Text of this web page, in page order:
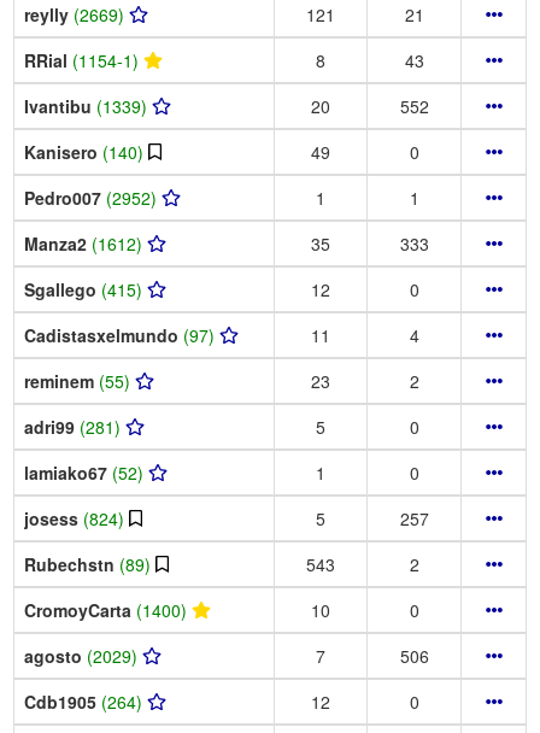
reylly (2669) 121
21
RRial (1154-1) 8
43
Ivantibu (1339) 20
552
Kanisero (140) 49
0
Pedro007 (2952) 1
1
Manza2 (1612) 35
333
Sgallego (415) 12
0
Cadistasxelmundo (97) 11
4
reminem (55) 23
2
adri99 (281) 5
0
lamiako67 (52) 1
0
josess (824) 5
257
Rubechstn (89) 543
2
CromoyCarta (1400) 10
0
agosto (2029) 7
506
Cdb1905 (264) 12
0